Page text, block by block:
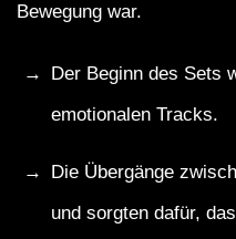
Bewegung war.
Der Beginn des Sets
emotionalen Tracks.
Die Übergänge
und sorgten dafür,